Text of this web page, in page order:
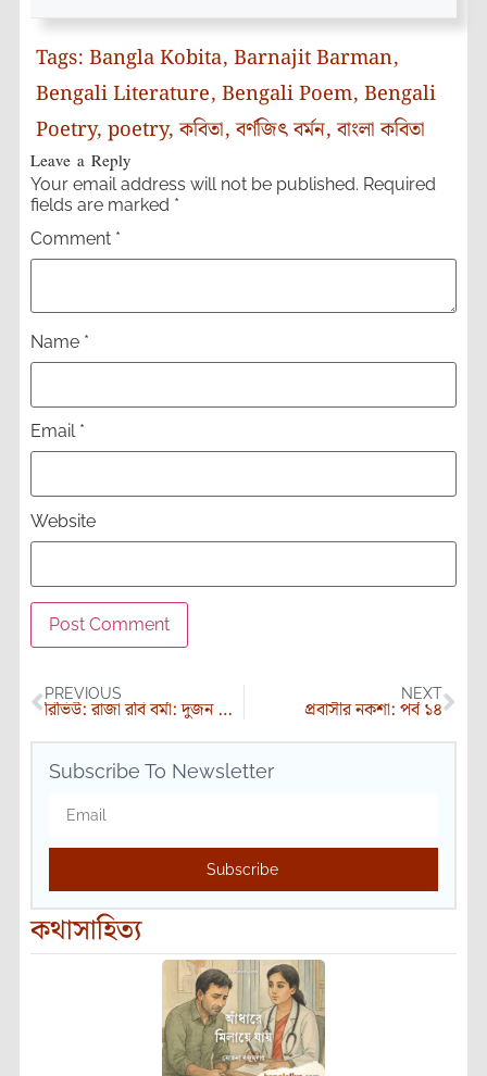
Tags: Bangla Kobita, Barnajit Barman,
Bengali Literature, Bengali Poem, Bengali
Poetry, poetry,কবিতা,বর্ণজিৎ বর্মন,বাংলা কবিতা
Leave a Reply
Your email address will not be published. Required
fields are marked *
Comment *
Name *
Email *
Website
PREVIOUS
রিভিউ: রাজা রবি বর্মা: দুজন পরিচালক, দুটি ছবি
NEXT
প্রবাসীর নকশা: পর্ব ১৪
Subscribe To Newsletter
Subscribe
কথাসাহিত্য